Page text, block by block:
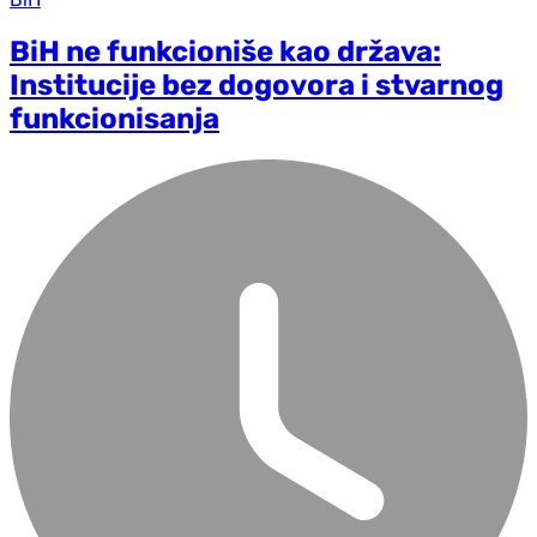
BiH ne funkcioniše kao država:
Institucije bez dogovora i stvarnog
funkcionisanja